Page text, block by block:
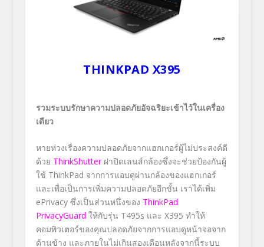
THINKPAD X395
รวมระบบรักษาความปลอดภัยอัจฉริยะเข้าไว้ในเครื่อง
เดียว
หายห่วงเรื่องความปลอดภัยจากแฮกเกอร์ผู้ไม่ประสงค์ดี
ด้วย ThinkShutter ฝาปิดเลนส์กล้องซึ่งจะช่วยป้องกันผู้
ใช้ ThinkPad จากการแอบดูผ่านกล้องของแฮกเกอร์
และเพื่อเป็นการเพิ่มความปลอดภัยอีกขั้น เราได้เพิ่ม
ePrivacy ซึ่งเป็นส่วนหนึ่งของ ThinkPad
PrivacyGuard ให้กับรุ่น T495s และ X395 ทำให้
คอมพิวเตอร์ของคุณปลอดภัยจากการแอบดูหน้าจอจาก
ด้านข้าง และภายในไม่เกินสองเดือนหลังจากนี้ระบบ